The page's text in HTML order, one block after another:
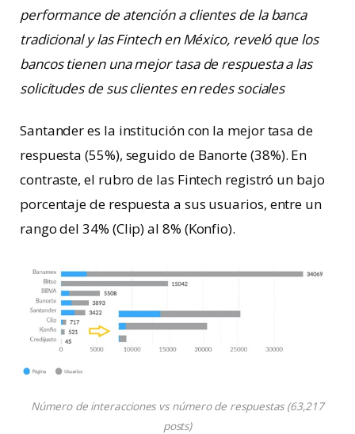
performance de atención a clientes de la banca
tradicional y las Fintech en México, reveló que los
bancos tienen una mejor tasa de respuesta a las
solicitudes de sus clientes en redes sociales
Santander es la institución con la mejor tasa de
respuesta (55%), seguido de Banorte (38%). En
contraste, el rubro de las Fintech registró un bajo
porcentaje de respuesta a sus usuarios, entre un
rango del 34% (Clip) al 8% (Konfio).
Número de interacciones vs número de respuestas (63,217
posts)